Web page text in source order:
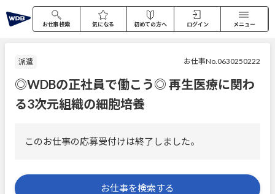
お仕事検索 気になる 初めての方へ ログイン メニュー
派遣 お仕事No.0630250222
◎WDBの正社員で働こう◎ 再生医療に関わ
る3次元組織の細胞培養
このお仕事の応募受付けは終了しました。
お仕事を検索する